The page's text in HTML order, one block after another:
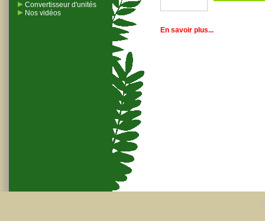
Convertisseur d'unités
Nos vidéos
En savoir plus...